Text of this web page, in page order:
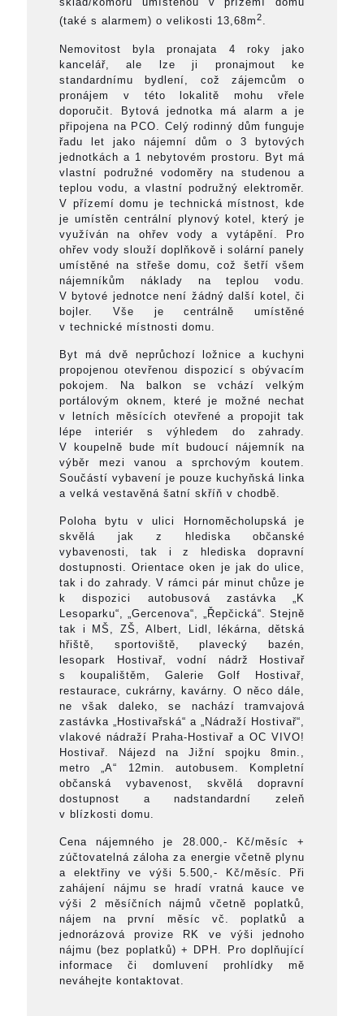
(také s alarmem) o velikosti 13,68m2.
Nemovitost byla pronajata 4 roky jako
kancelář, ale lze ji pronajmout ke
standardnímu bydlení, což zájemcům o
pronájem v této lokalitě mohu vřele
doporučit. Bytová jednotka má alarm a je
připojena na PCO. Celý rodinný dům funguje
řadu let jako nájemní dům o 3 bytových
jednotkách a 1 nebytovém prostoru. Byt má
vlastní podružné vodoměry na studenou a
teplou vodu, a vlastní podružný elektroměr.
V přízemí domu je technická místnost, kde
je umístěn centrální plynový kotel, který je
využíván na ohřev vody a vytápění. Pro
ohřev vody slouží doplňkově i solární panely
umístěné na střeše domu, což šetří všem
nájemníkům náklady na teplou vodu.
V bytové jednotce není žádný další kotel, či
bojler. Vše je centrálně umístěné
v technické místnosti domu.
Byt má dvě neprůchozí ložnice a kuchyni
propojenou otevřenou dispozicí s obývacím
pokojem. Na balkon se vchází velkým
portálovým oknem, které je možné nechat
v letních měsících otevřené a propojit tak
lépe interiér s výhledem do zahrady.
V koupelně bude mít budoucí nájemník na
výběr mezi vanou a sprchovým koutem.
Součástí vybavení je pouze kuchyňská linka
a velká vestavěná šatní skříň v chodbě.
Poloha bytu v ulici Hornoměcholupská je
skvělá jak z hlediska občanské
vybavenosti, tak i z hlediska dopravní
dostupnosti. Orientace oken je jak do ulice,
tak i do zahrady. V rámci pár minut chůze je
k dispozici autobusová zastávka „K
Lesoparku“, „Gercenova“, „Řepčická“. Stejně
tak i MŠ, ZŠ, Albert, Lidl, lékárna, dětská
hřiště, sportoviště, plavecký bazén,
lesopark Hostivař, vodní nádrž Hostivař
s koupalištěm, Galerie Golf Hostivař,
restaurace, cukrárny, kavárny. O něco dále,
ne však daleko, se nachází tramvajová
zastávka „Hostivařská“ a „Nádraží Hostivař“,
vlakové nádraží Praha-Hostivař a OC VIVO!
Hostivař. Nájezd na Jižní spojku 8min.,
metro „A“ 12min. autobusem. Kompletní
občanská vybavenost, skvělá dopravní
dostupnost a nadstandardní zeleň
v blízkosti domu.
Cena nájemného je 28.000,- Kč/měsíc +
zúčtovatelná záloha za energie včetně plynu
a elektřiny ve výši 5.500,- Kč/měsíc. Při
zahájení nájmu se hradí vratná kauce ve
výši 2 měsíčních nájmů včetně poplatků,
nájem na první měsíc vč. poplatků a
jednorázová provize RK ve výši jednoho
nájmu (bez poplatků) + DPH. Pro doplňující
informace či domluvení prohlídky mě
neváhejte kontaktovat.